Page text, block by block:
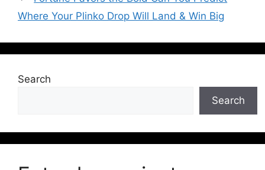
Where Your Plinko Drop Will Land & Win Big
Search
Search